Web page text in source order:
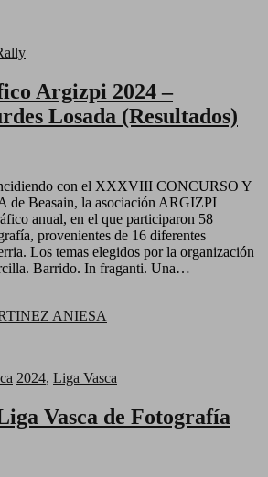
Argizpi 2024 –
Losada (Resultados)
con el XXXVIII CONCURSO Y
Beasain, la asociación ARGIZPI
anual, en el que participaron 58
provenientes de 16 diferentes
Los temas elegidos por la organización
Barrido. In fraganti. Una…
ANIESA
2024, Liga Vasca
Vasca de Fotografía